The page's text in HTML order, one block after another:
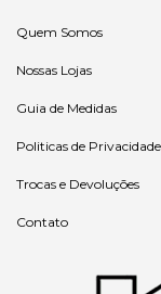
Quem Somos
Nossas Lojas
Guia de Medidas
Politicas de Privacidade
Trocas e Devoluções
Contato